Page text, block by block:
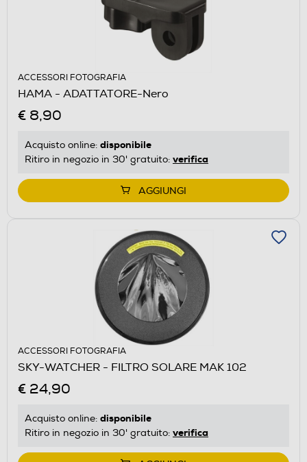
ACCESSORI FOTOGRAFIA
HAMA - ADATTATORE-Nero
€ 8,90
Acquisto online: disponibile
Ritiro in negozio in 30' gratuito: verifica
AGGIUNGI
ACCESSORI FOTOGRAFIA
SKY-WATCHER - FILTRO SOLARE MAK 102
€ 24,90
Acquisto online: disponibile
Ritiro in negozio in 30' gratuito: verifica